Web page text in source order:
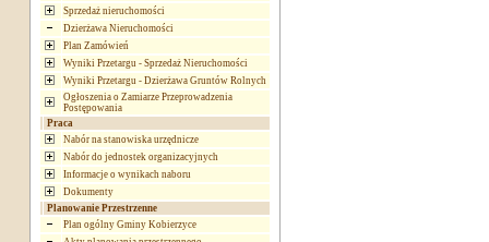
Sprzedaż nieruchomości
Dzierżawa Nieruchomości
Plan Zamówień
Wyniki Przetargu - Sprzedaż Nieruchomości
Wyniki Przetargu - Dzierżawa Gruntów Rolnych
Ogłoszenia o Zamiarze Przeprowadzenia
Postępowania
Praca
Nabór na stanowiska urzędnicze
Nabór do jednostek organizacyjnych
Informacje o wynikach naboru
Dokumenty
Planowanie Przestrzenne
Plan ogólny Gminy Kobierzyce